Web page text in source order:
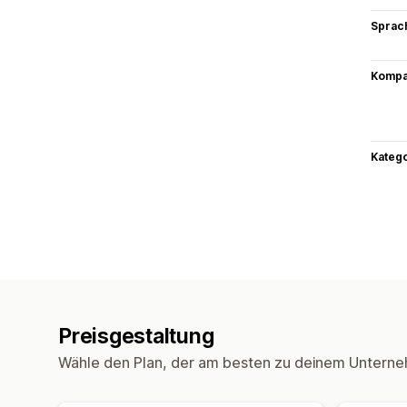
Preisgestaltung
Wähle den Plan, der am besten zu deinem